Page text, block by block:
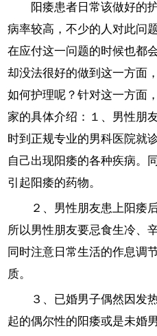
阳痿患者日常该做好的
病率较高，不少的人对此问
在应付这一问题的时候也都
却没法很好的做到这一方面
如何护理呢？针对这一方面
家的具体介绍：１、男性朋
时到正规专业的男科医院就
自己出现阳痿的各种疾病。
引起阳痿的药物。
２、男性朋友患上阳痿
所以男性朋友要忌食生冷、
同时注意日常生活的作息调
质。
３、已婚男子偶然因发
起的偶尔性的阳痿或是未婚